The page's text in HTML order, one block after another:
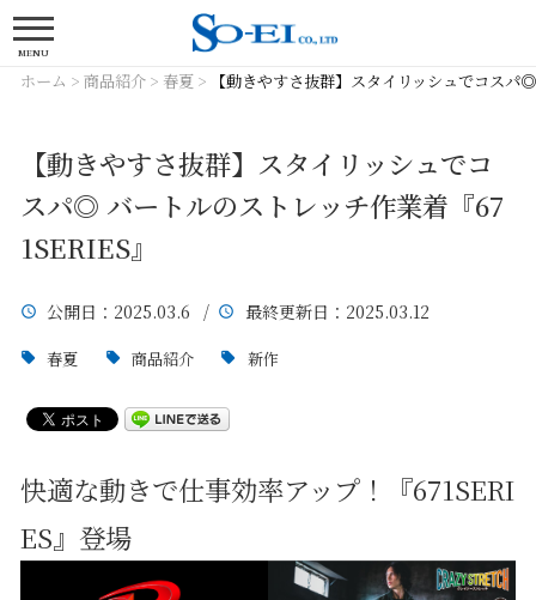
MENU
ホーム > 商品紹介> 春夏> 【動きやすさ抜群】スタイリッシュでコス
【動きやすさ抜群】スタイリッシュでコ
スパ◎ バートルのストレッチ作業着『67
1SERIES』
公開日 ：2025.03.6 / 最終更新日 ：2025.03.12
春夏 商品紹介 新作
快適な動きで仕事効率アップ！『671SERI
ES』登場